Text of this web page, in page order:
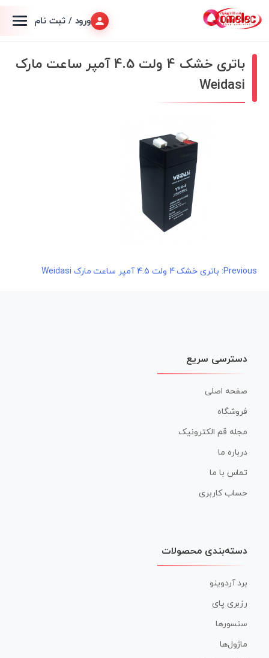
ورود / ثبت نام
باتری خشک 4 ولت 4.5 آمپر ساعت مارک
Weidasi
راهبری
Previous: باتری خشک 4 ولت 4.5 آمپر ساعت مارک Weidasi
دسترسی سریع
صفحه اصلی
فروشگاه
مجله قم الکترونیک
درباره ما
تماس با ما
حساب کاربری
دسته‌بندی محصولات
برد آردوینو
رزبری پای
سنسورها
ماژول‌ها